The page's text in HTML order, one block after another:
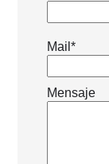
Mail*
Mensaje